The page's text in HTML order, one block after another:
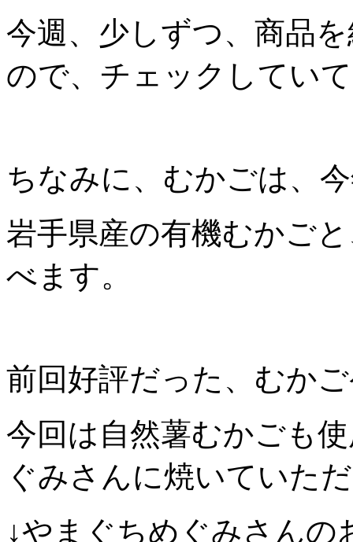
今週、少しずつ、商品
ので、チェックしてい
ちなみに、むかごは、
岩手県産の有機むかご
べます。
前回好評だった、むか
今回は自然薯むかごも
ぐみさんに焼いていた
↓やまぐちめぐみさんの